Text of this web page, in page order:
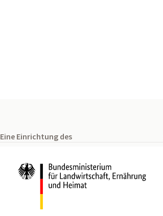
Eine Einrichtung des